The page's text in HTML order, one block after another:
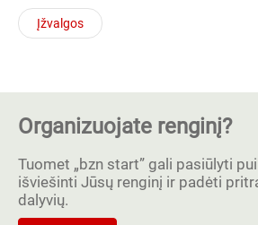
Įžvalgos
Organizuojate renginį?
Tuomet „bzn start” gali pasiūlyti
išviešinti Jūsų renginį ir padėti
dalyvių.